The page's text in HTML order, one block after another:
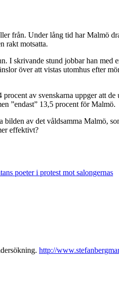
från. Under lång tid har Malmö
rakt motsatta.
I skrivande stund jobbar han
över att vistas utomhus efter
av svenskarna uppger att
”endast” 13,5 procent för Malmö.
av det våldsamma Malmö,
effektivt?
poeter i protest mot salongernas
http://